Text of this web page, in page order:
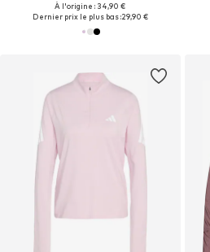
À l'origine : 34,90 €
Dernier prix le plus bas :29,90 €